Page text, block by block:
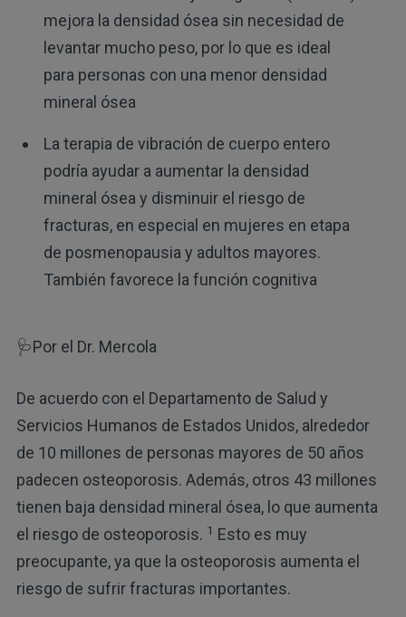
mejora la densidad ósea sin necesidad de
levantar mucho peso, por lo que es ideal
para personas con una menor densidad
mineral ósea
La terapia de vibración de cuerpo entero
podría ayudar a aumentar la densidad
mineral ósea y disminuir el riesgo de
fracturas, en especial en mujeres en etapa
de posmenopausia y adultos mayores.
También favorece la función cognitiva
🩺Por el Dr. Mercola
De acuerdo con el Departamento de Salud y
Servicios Humanos de Estados Unidos, alrededor
de 10 millones de personas mayores de 50 años
padecen osteoporosis. Además, otros 43 millones
tienen baja densidad mineral ósea, lo que aumenta
el riesgo de osteoporosis. 1 Esto es muy
preocupante, ya que la osteoporosis aumenta el
riesgo de sufrir fracturas importantes.